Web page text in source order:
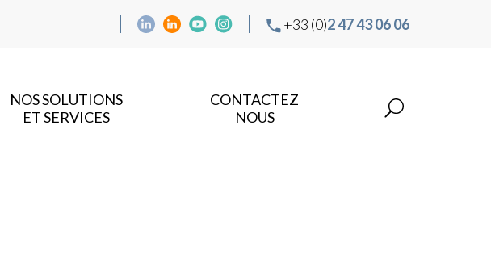
+33 (0)2 47 43 06 06
NOS SOLUTIONS
ET SERVICES
CONTACTEZ
NOUS